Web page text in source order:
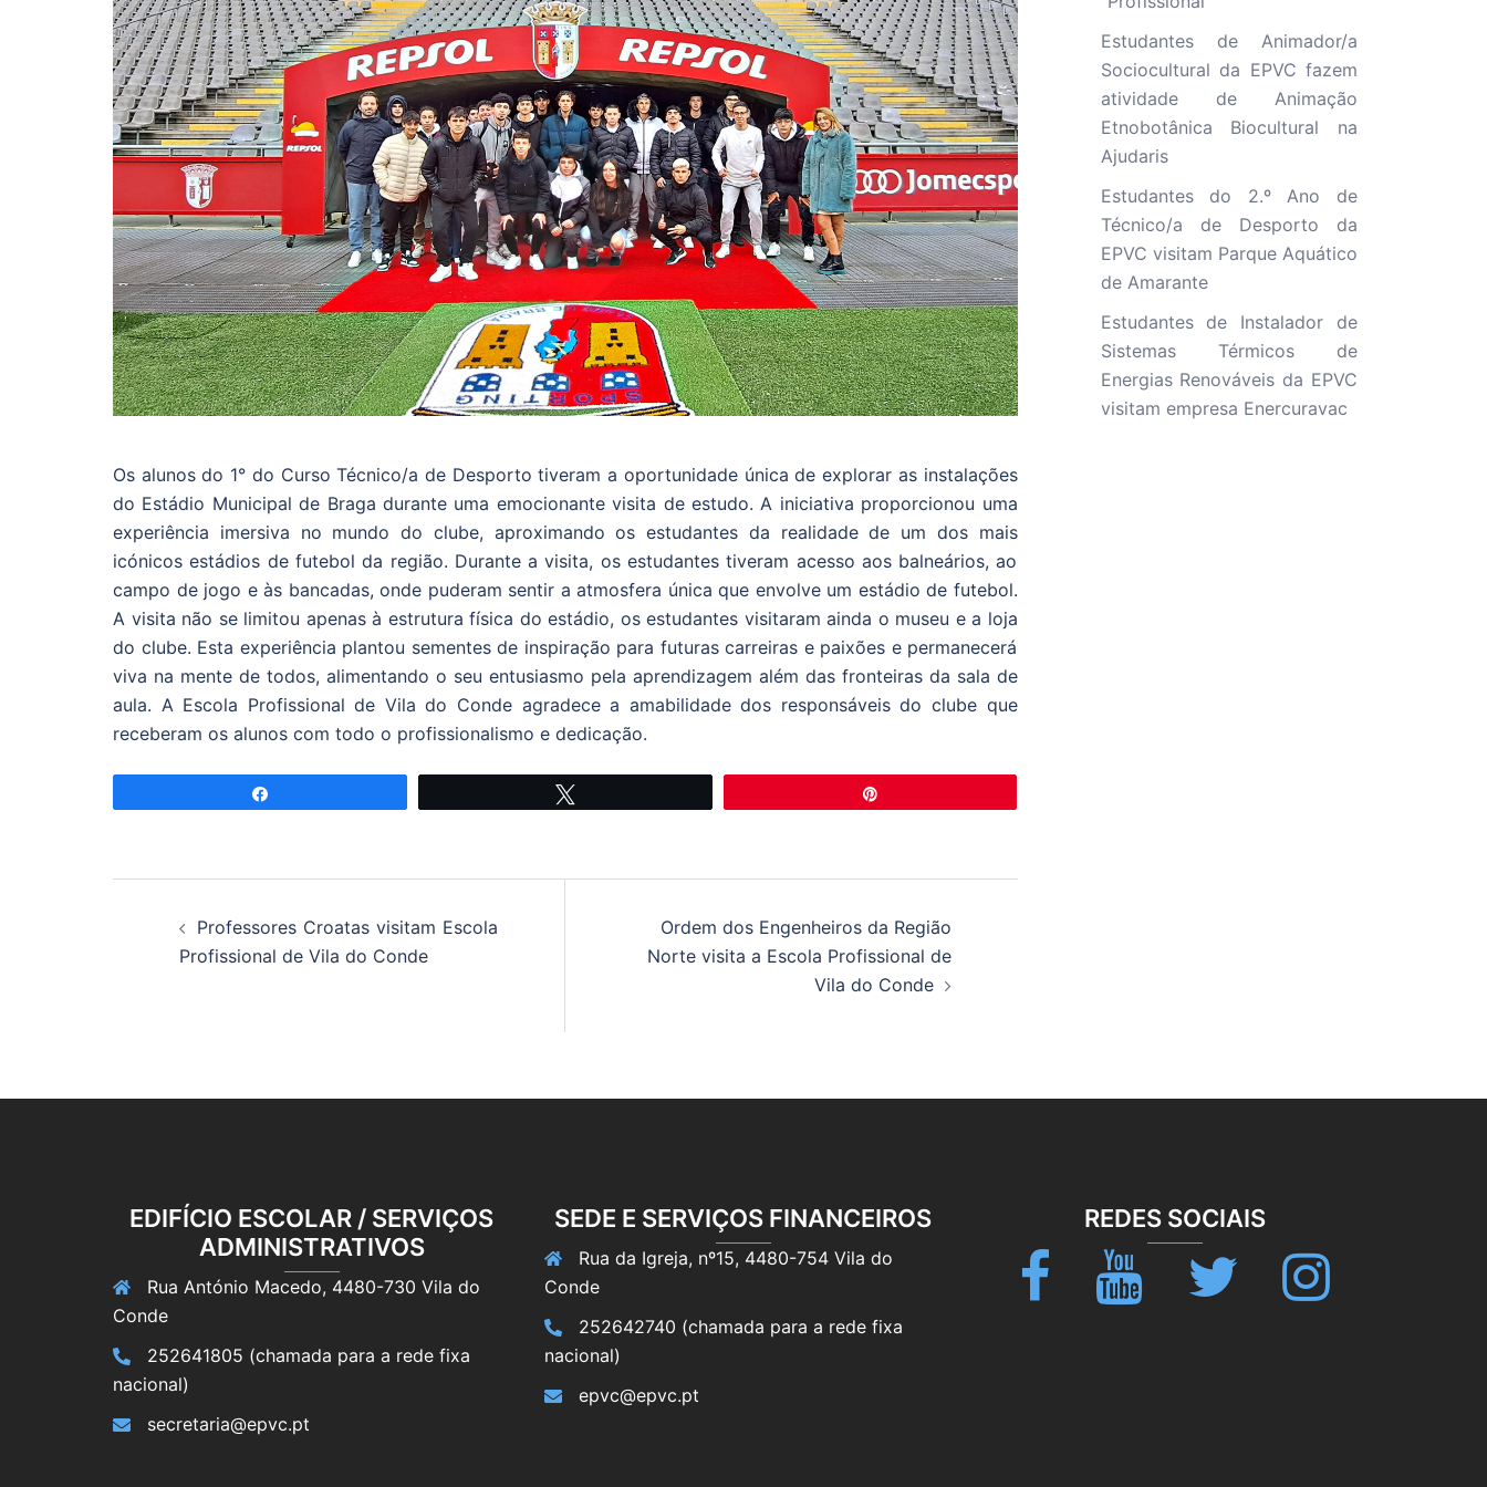
Os alunos do 1° do Curso Técnico/a de Desporto tiveram a oportunidade única de explorar as instalações
do Estádio Municipal de Braga durante uma emocionante visita de estudo. A iniciativa proporcionou uma
experiência imersiva no mundo do clube, aproximando os estudantes da realidade de um dos mais
icónicos estádios de futebol da região. Durante a visita, os estudantes tiveram acesso aos balneários, ao
campo de jogo e às bancadas, onde puderam sentir a atmosfera única que envolve um estádio de futebol.
A visita não se limitou apenas à estrutura física do estádio, os estudantes visitaram ainda o museu e a loja
do clube. Esta experiência plantou sementes de inspiração para futuras carreiras e paixões e permanecerá
viva na mente de todos, alimentando o seu entusiasmo pela aprendizagem além das fronteiras da sala de
aula. A Escola Profissional de Vila do Conde agradece a amabilidade dos responsáveis do clube que
receberam os alunos com todo o profissionalismo e dedicação.
Professores Croatas visitam Escola
Profissional de Vila do Conde
Ordem dos Engenheiros da Região
Norte visita a Escola Profissional de
Vila do Conde
Estudantes de Animador/a
Sociocultural da EPVC fazem
atividade de Animação
Etnobotânica Biocultural na
Ajudaris
Estudantes do 2.º Ano de
Técnico/a de Desporto da
EPVC visitam Parque Aquático
de Amarante
Estudantes de Instalador de
Sistemas Térmicos de
Energias Renováveis da EPVC
visitam empresa Enercuravac
EDIFÍCIO ESCOLAR / SERVIÇOS
ADMINISTRATIVOS
Rua António Macedo, 4480-730 Vila do
Conde
252641805 (chamada para a rede fixa
nacional)
secretaria@epvc.pt
SEDE E SERVIÇOS FINANCEIROS
Rua da Igreja, nº15, 4480-754 Vila do
Conde
252642740 (chamada para a rede fixa
nacional)
epvc@epvc.pt
REDES SOCIAIS
Facebook Youtube Twitter